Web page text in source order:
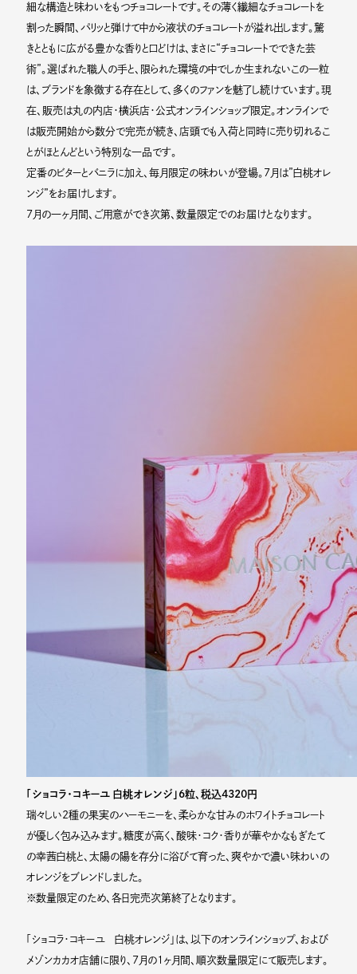
細な構造と味わいをもつチョコレートです。その薄く繊細なチョコレートを
割った瞬間、パリッと弾けて中から液状のチョコレートが溢れ出します。驚
きとともに広がる豊かな香りと口どけは、まさに“チョコレートでできた芸
術”。選ばれた職人の手と、限られた環境の中でしか生まれないこの一粒
は、ブランドを象徴する存在として、多くのファンを魅了し続けています。現
在、販売は丸の内店・横浜店・公式オンラインショップ限定。オンラインで
は販売開始から数分で完売が続き、店頭でも入荷と同時に売り切れるこ
とがほとんどという特別な一品です。
定番のビターとバニラに加え、毎月限定の味わいが登場。7月は”白桃オレ
ンジ”をお届けします。
7月の一ヶ月間、ご用意ができ次第、数量限定でのお届けとなります。
「ショコラ・コキーユ 白桃オレンジ」6粒、税込4320円
瑞々しい2種の果実のハーモニーを、柔らかな甘みのホワイトチョコレート
が優しく包み込みます。糖度が高く、酸味・コク・香りが華やかなもぎたて
の幸茜白桃と、太陽の陽を存分に浴びて育った、爽やかで濃い味わいの
オレンジをブレンドしました。
※数量限定のため、各日完売次第終了となります。
「ショコラ・コキーユ 白桃オレンジ」は、以下のオンラインショップ、および
メゾンカカオ店舗に限り、7月の1ヶ月間、順次数量限定にて販売します。